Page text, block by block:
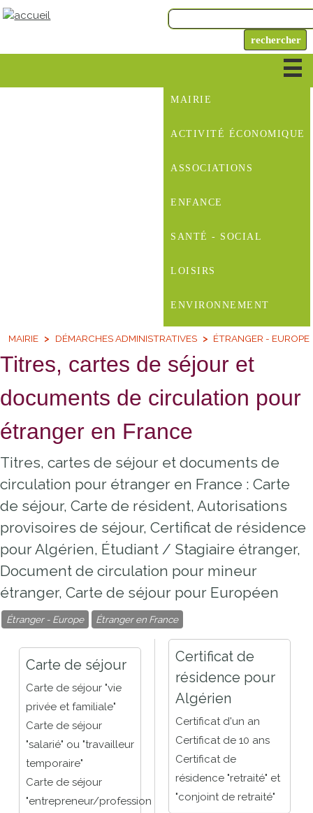
MAIRIE
ACTIVITÉ ÉCONOMIQUE
ASSOCIATIONS
ENFANCE
SANTÉ - SOCIAL
LOISIRS
ENVIRONNEMENT
MAIRIE DÉMARCHES ADMINISTRATIVES ÉTRANGER - EUROPE
Titres, cartes de séjour et
documents de circulation pour
étranger en France
Titres, cartes de séjour et documents de
circulation pour étranger en France : Carte
de séjour, Carte de résident, Autorisations
provisoires de séjour, Certificat de résidence
pour Algérien, Étudiant / Stagiaire étranger,
Document de circulation pour mineur
étranger, Carte de séjour pour Européen
Étranger - Europe Étranger en France
Carte de séjour
Carte de séjour "vie
privée et familiale"
Carte de séjour
"salarié" ou "travailleur
temporaire"
Carte de séjour
"entrepreneur/profession
Certificat de
résidence pour
Algérien
Certificat d'un an
Certificat de 10 ans
Certificat de
résidence "retraité" et
"conjoint de retraité"